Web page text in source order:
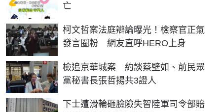
亡
柯文哲案法庭辯論曝光！檢察官正氣
發言圈粉 網友直呼HERO上身
檢追京華城案 約談蔡壁如、前民眾
黨秘書長張哲揚共3證人
下士遭滑輪砸臉險失智陸軍司令部賠